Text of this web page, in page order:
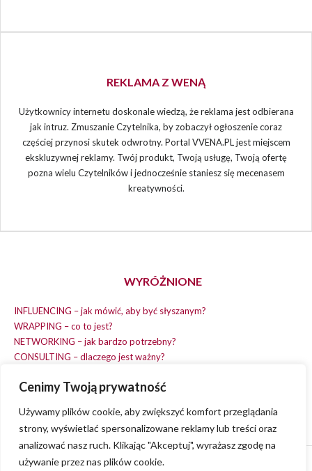
Cenimy Twoją prywatność
Używamy plików cookie, aby zwiększyć komfort przeglądania
strony, wyświetlać spersonalizowane reklamy lub treści oraz
analizować nasz ruch. Klikając "Akceptuj", wyrażasz zgodę na
używanie przez nas plików cookie.
REKLAMA Z WENĄ
Użytkownicy internetu doskonale wiedzą, że reklama jest odbierana
jak intruz. Zmuszanie Czytelnika, by zobaczył ogłoszenie coraz
częściej przynosi skutek odwrotny. Portal VVENA.PL jest miejscem
ekskluzywnej reklamy. Twój produkt, Twoją usługę, Twoją ofertę
pozna wielu Czytelników i jednocześnie staniesz się mecenasem
kreatywności.
WYRÓŻNIONE
INFLUENCING – jak mówić, aby być słyszanym?
WRAPPING – co to jest?
NETWORKING – jak bardzo potrzebny?
CONSULTING – dlaczego jest ważny?
EARNING – jak zarobić na dobrym pomyśle?